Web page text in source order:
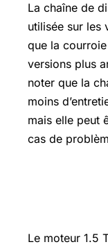
La chaîne de
utilisée sur les
que la
versions plus
noter que la
moins
mais elle peut
cas de
Le moteur 1.5